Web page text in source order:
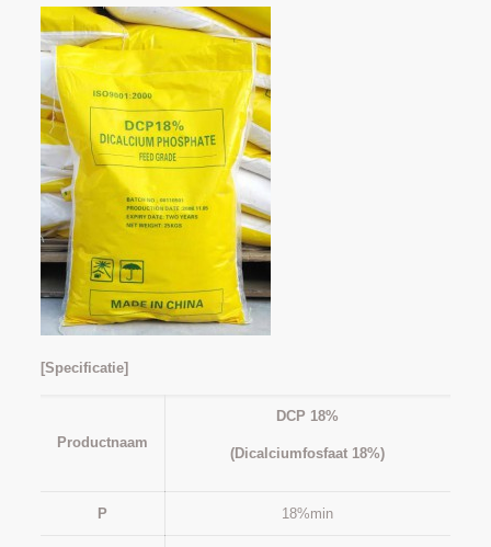
[Specificatie]
Productnaam
DCP 18%
(Dicalciumfosfaat 18%)
P 18%min